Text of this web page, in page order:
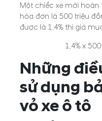
Một chiếc xe mới
hóa đơn là 500 triệu
được là 1,4% thì giá
1,4% x
Những
sử dụng
vỏ xe ô tô